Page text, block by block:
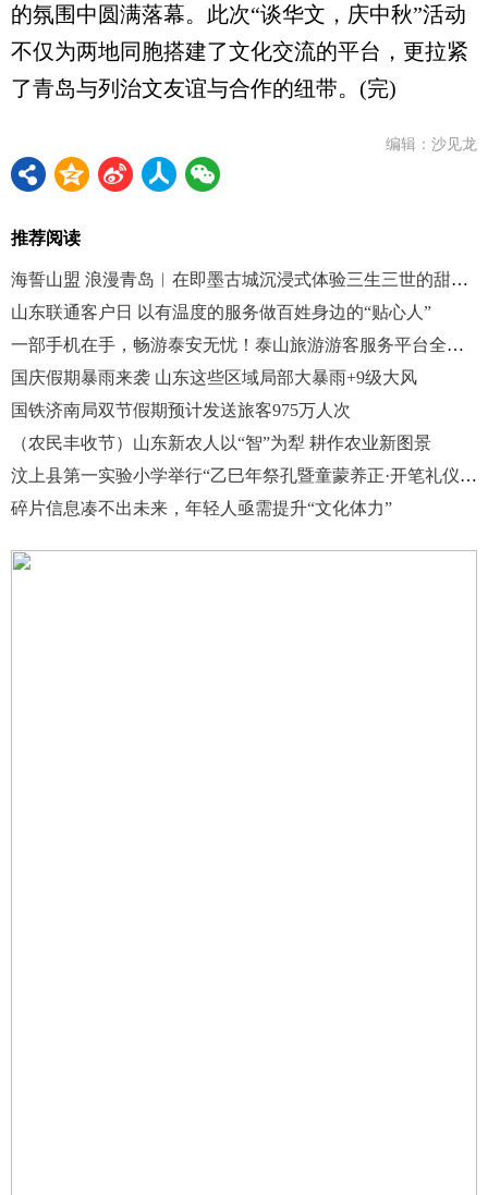
的氛围中圆满落幕。此次“谈华文，庆中秋”活动
不仅为两地同胞搭建了文化交流的平台，更拉紧
了青岛与列治文友谊与合作的纽带。(完)
编辑：沙见龙
推荐阅读
海誓山盟 浪漫青岛︱在即墨古城沉浸式体验三生三世的甜蜜之约
山东联通客户日 以有温度的服务做百姓身边的“贴心人”
一部手机在手，畅游泰安无忧！泰山旅游游客服务平台全新升级
国庆假期暴雨来袭 山东这些区域局部大暴雨+9级大风
国铁济南局双节假期预计发送旅客975万人次
（农民丰收节）山东新农人以“智”为犁 耕作农业新图景
汶上县第一实验小学举行“乙巳年祭孔暨童蒙养正·开笔礼仪式”
碎片信息凑不出未来，年轻人亟需提升“文化体力”